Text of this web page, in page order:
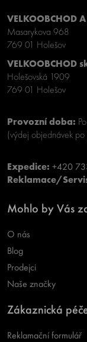
VELKOOBCHOD
Masarykova 968
769 01 Holešov
VELKOOBCHOD
Holešovská 1909
769 01 Holešov
Provozní doba:
(výdej objednávek
Expedice: +420
Reklamace/
Mohlo by Vás
O nás
Blog
Prodejci
Naše značky
Zákaznická
Reklamační formulář